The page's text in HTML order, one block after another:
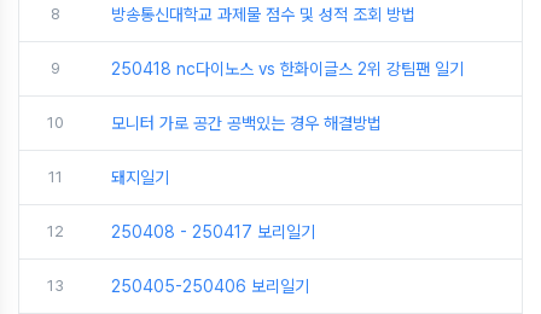
8 방송통신대학교 과제물 점수 및 성적 조회 방법
9 250418 nc다이노스 vs 한화이글스 2위 강팀팬 일기
10 모니터 가로 공간 공백있는 경우 해결방법
11 돼지일기
12 250408 - 250417 보리일기
13 250405-250406 보리일기